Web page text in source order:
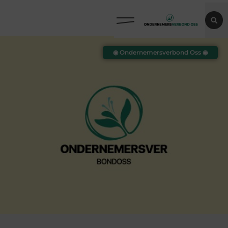
◉ Ondernemersverbond Oss ◉